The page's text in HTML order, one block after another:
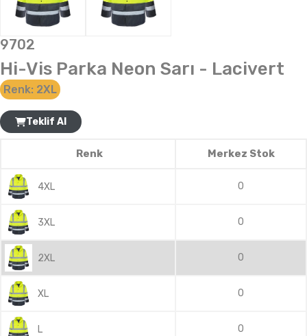
9702
Hi-Vis Parka Neon Sarı - Lacivert
Renk: 2XL
Teklif Al
Renk Merkez Stok
4XL 0
3XL 0
2XL 0
XL 0
L 0